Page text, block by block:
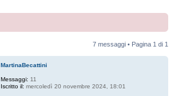
7 messaggi • Pagina 1 di 1
MartinaBecattini
Messaggi: 11
Iscritto il: mercoledì 20 novembre 2024, 18:01